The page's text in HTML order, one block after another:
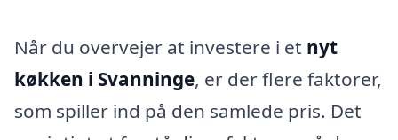
Når du overvejer at investere i et nyt
køkken i Svanninge, er der flere faktorer,
som spiller ind på den samlede pris. Det